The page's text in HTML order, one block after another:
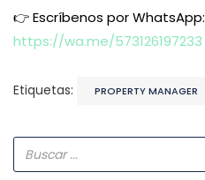
👉 Escríbenos por WhatsApp:
https://wa.me/573126197233
Etiquetas: PROPERTY MANAGER